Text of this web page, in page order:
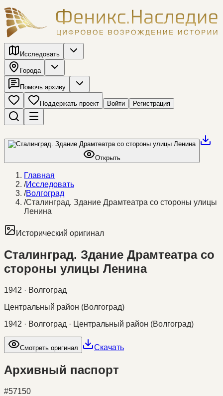
Исследовать
Города
Помочь архиву
Поддержать проект Войти Регистрация
Открыть
Главная
/Исследовать
/Волгоград
/Сталинград. Здание Драмтеатра со стороны улицы
Ленина
Исторический оригинал
Сталинград. Здание Драмтеатра со
стороны улицы Ленина
1942 · Волгоград
Центральный район (Волгоград)
1942 · Волгоград · Центральный район (Волгоград)
Смотреть оригинал Скачать
Архивный паспорт
#57150